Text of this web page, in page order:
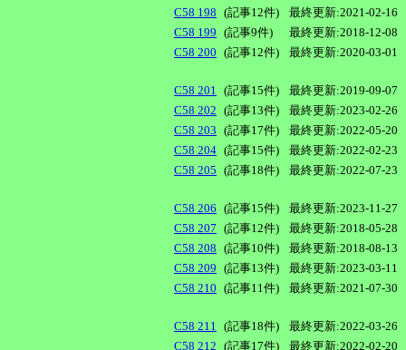
C58 198 (記事12件)
最終更新:2021-02-16
C58 199 (記事9件)
最終更新:2018-12-08
C58 200 (記事12件) 最終更新:2020-03-01
C58 201 (記事15件)
最終更新:2019-09-07
C58 202 (記事13件)
最終更新:2023-02-26
C58 203 (記事17件)
最終更新:2022-05-20
C58 204 (記事15件)
最終更新:2022-02-23
C58 205 (記事18件) 最終更新:2022-07-23
C58 206 (記事15件)
最終更新:2023-11-27
C58 207 (記事12件)
最終更新:2018-05-28
C58 208 (記事10件)
最終更新:2018-08-13
C58 209 (記事13件)
最終更新:2023-03-11
C58 210 (記事11件) 最終更新:2021-07-30
C58 211 (記事18件)
最終更新:2022-03-26
C58 212 (記事17件)
最終更新:2022-02-20